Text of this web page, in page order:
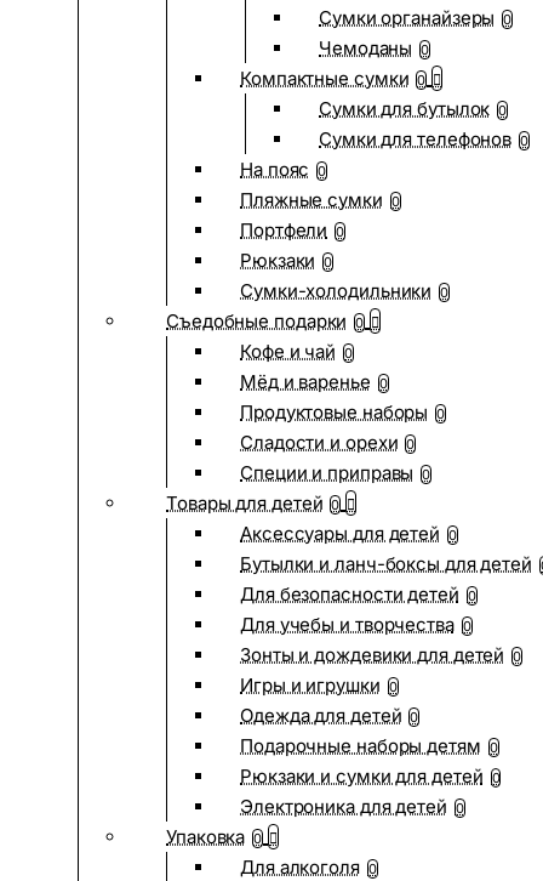
Сумки органайзеры 0
Чемоданы 0
Компактные сумки 0
Сумки для бутылок 0
Сумки для телефонов 0
На пояс 0
Пляжные сумки 0
Портфели 0
Рюкзаки 0
Сумки-холодильники 0
Съедобные подарки 0
Кофе и чай 0
Мёд и варенье 0
Продуктовые наборы 0
Сладости и орехи 0
Специи и приправы 0
Товары для детей 0
Аксессуары для детей 0
Бутылки и ланч-боксы для детей
Для безопасности детей 0
Для учебы и творчества 0
Зонты и дождевики для детей 0
Игры и игрушки 0
Одежда для детей 0
Подарочные наборы детям 0
Рюкзаки и сумки для детей 0
Электроника для детей 0
Упаковка 0
Для алкоголя 0